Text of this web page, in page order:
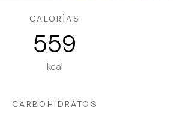
CALORÍAS
559
kcal
CARBOHIDRATOS